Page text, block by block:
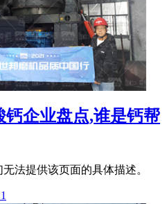
钙企业盘点,谁是钙帮
法提供该页面的具体描述。